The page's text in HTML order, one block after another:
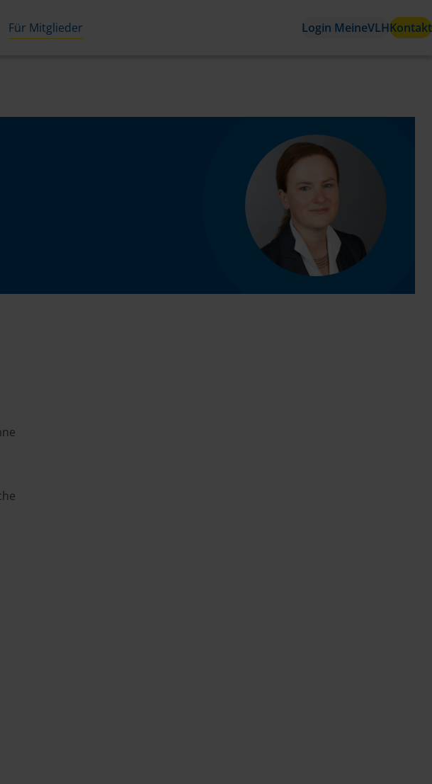
Für Mitglieder Login MeineVLHKontakt